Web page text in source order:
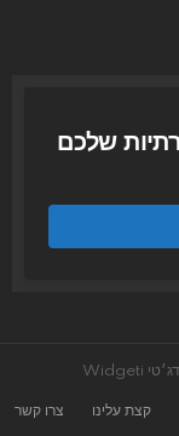
שלכם
קצת עלינו צרו קשר